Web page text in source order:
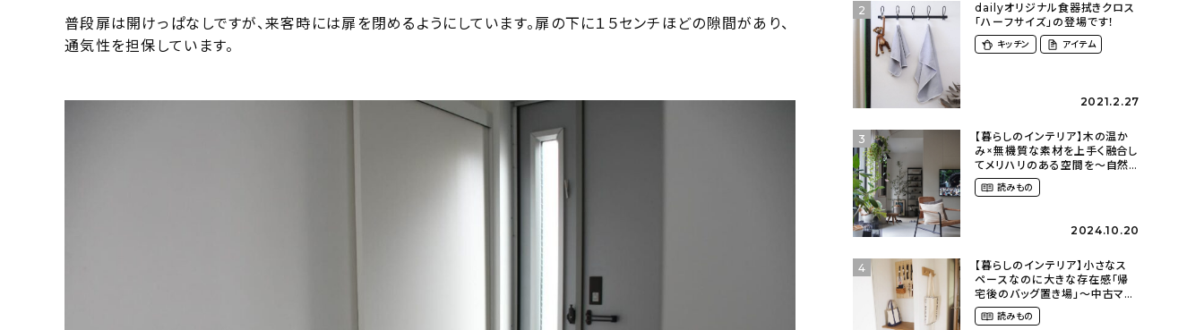
普段扉は開けっぱなしですが、来客時には扉を閉めるようにしています。扉の下に１５センチほどの隙間があり、
通気性を担保しています。
2
dailyオリジナル食器拭きクロス
「ハーフサイズ」の登場です！
キッチン アイテム
2021.2.27
3
【暮らしのインテリア】木の温か
み×無機質な素材を上手く融合し
てメリハリのある空間を〜自然
に囲まれて暮らす（ki_no_ieさ
ん） 読みもの
2024.10.20
4
【暮らしのインテリア】小さなス
ペースなのに大きな存在感「帰
宅後のバッグ置き場」～中古マン
ションリノベーションで叶えたコ
ダワリの暮らし（cocoyuko___
読みもの